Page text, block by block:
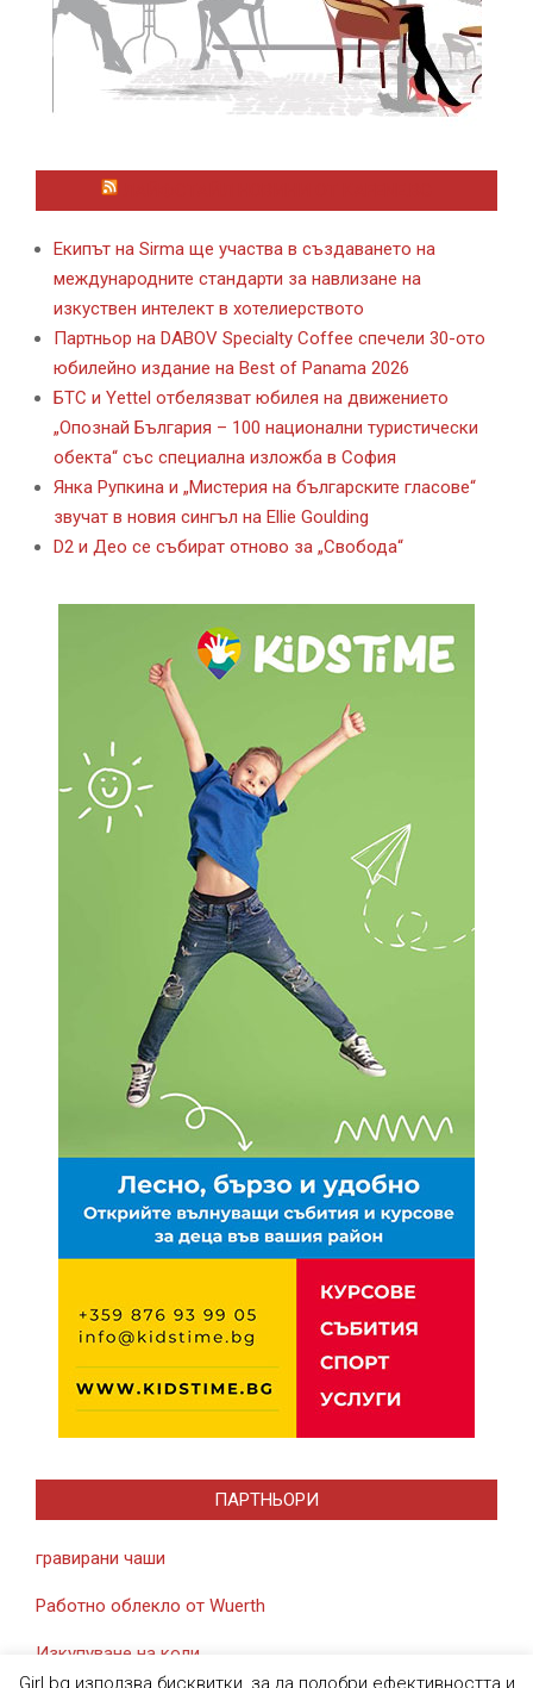
Екипът на Sirma ще участва в създаването на
международните стандарти за навлизане на
изкуствен интелект в хотелиерството
Партньор на DABOV Specialty Coffee спечели 30-ото
юбилейно издание на Best of Panama 2026
БТС и Yettel отбелязват юбилея на движението
„Опознай България – 100 национални туристически
обекта“ със специална изложба в София
Янка Рупкина и „Мистерия на българските гласове“
звучат в новия сингъл на Ellie Goulding
D2 и Део се събират отново за „Свобода“
ПАРТНЬОРИ
гравирани чаши
Работно облекло от Wuerth
Изкупуване на коли